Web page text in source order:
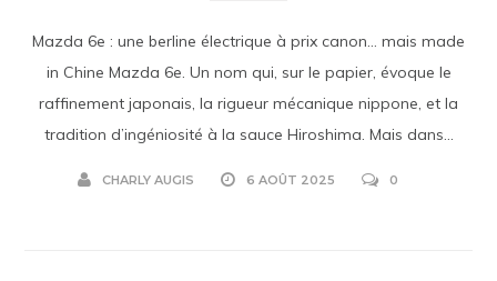
Mazda 6e : une berline électrique à prix canon… mais made
in Chine Mazda 6e. Un nom qui, sur le papier, évoque le
raffinement japonais, la rigueur mécanique nippone, et la
tradition d’ingéniosité à la sauce Hiroshima. Mais dans...
CHARLY AUGIS 6 AOÛT 2025 0